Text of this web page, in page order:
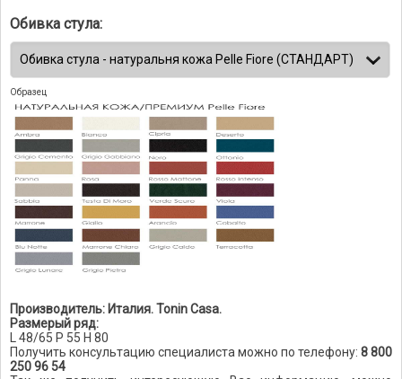
Обивка стула:
Образец
Производитель: Италия. Tonin Casa.
Размерый ряд:
L 48/65 P 55 H 80
Получить консультацию специалиста можно по телефону: 8 800
250 96 54